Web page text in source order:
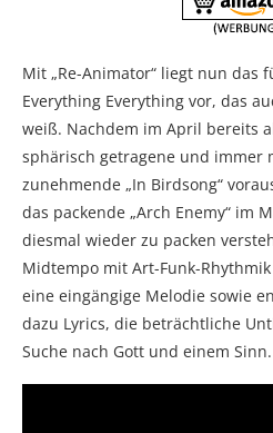
Mit „Re-Animator“ liegt nun das
Everything Everything vor, das
weiß. Nachdem im April bereits
sphärisch getragene und immer
zunehmende „In Birdsong“
das packende „Arch Enemy“ im
diesmal wieder zu packen
Midtempo mit Art-Funk-
eine eingängige Melodie sowie
dazu Lyrics, die beträchtliche
Suche nach Gott und einem Sinn.